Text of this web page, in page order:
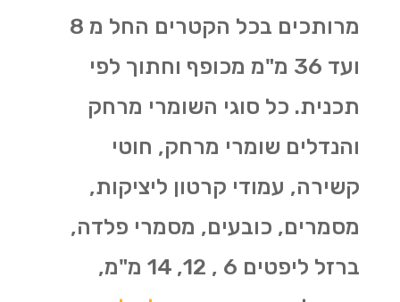
מרותכים בכל הקטרים החל מ 8
ועד 36 מ"מ מכופף וחתוך לפי
תכנית. כל סוגי השומרי מרחק
והנדלים שומרי מרחק, חוטי
קשירה, עמודי קרטון ליציקות,
מסמרים, כובעים, מסמרי פלדה,
ברזל ליפטים 6 , 12, 14 מ"מ,